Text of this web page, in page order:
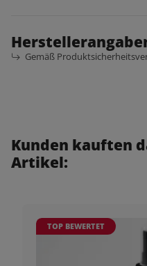
Gemäß
Kunden kauften
Artikel:
TOP BEWERTET